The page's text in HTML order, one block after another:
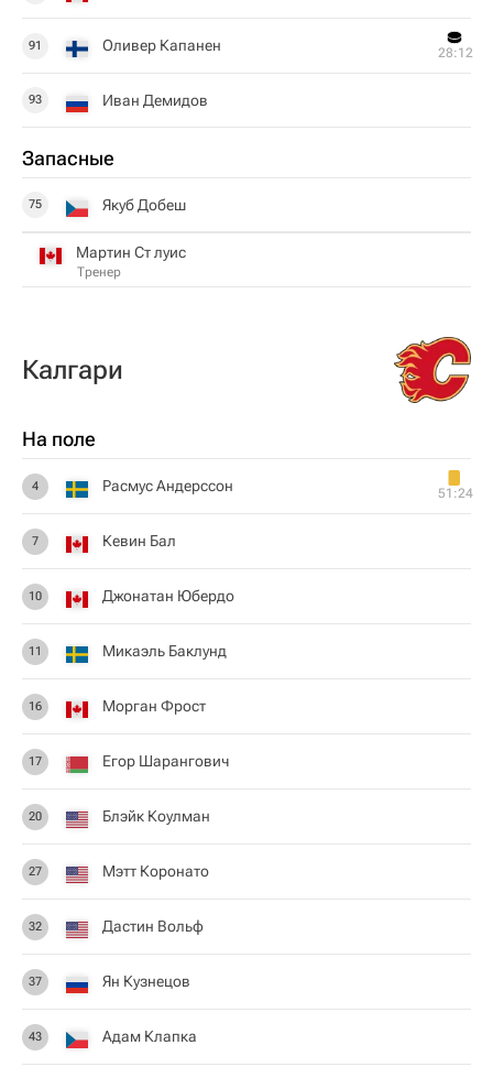
91 Оливер Капанен 28:12
93 Иван Демидов
Запасные
75 Якуб Добеш
Мартин Ст луис
Тренер
Калгари
На поле
4 Расмус Андерссон 51:24
7 Кевин Бал
10 Джонатан Юбердо
11 Микаэль Баклунд
16 Морган Фрост
17 Егор Шарангович
20 Блэйк Коулман
27 Мэтт Коронато
32 Дастин Вольф
37 Ян Кузнецов
43 Адам Клапка